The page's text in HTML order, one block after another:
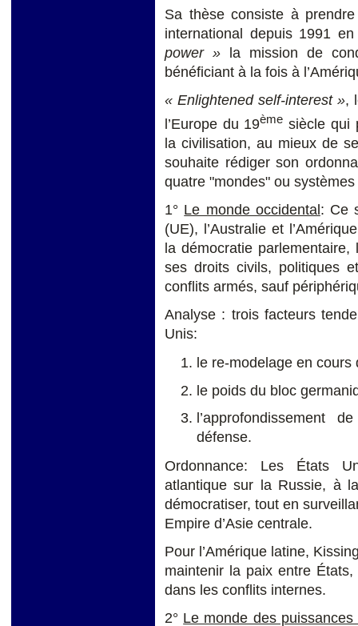
Sa thèse consiste à
international depuis 1991
power » la mission de
bénéficiant à la fois à
« Enlightened self-interest »,
l’Europe du 19ème siècle qui
la civilisation, au mieux de
souhaite rédiger son
quatre "mondes" ou
1° Le monde occidental: Ce
(UE), l’Australie et
la démocratie parlementaire,
ses droits civils, politiques
conflits armés, sauf
Analyse : trois facteurs
Unis:
le re-modelage en cours
le poids du bloc
l’approfondissement
défense.
Ordonnance: Les États
atlantique sur la Russie, à
démocratiser, tout en
Empire d’Asie centrale.
Pour l’Amérique latine,
maintenir la paix entre États,
dans les conflits internes.
2° Le monde des puissances